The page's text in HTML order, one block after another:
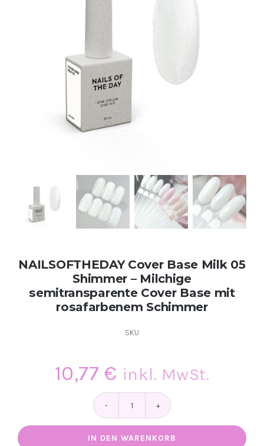
Kundenbewertungen
NAILSOFTHEDAY Cover Base Milk 05
Shimmer – Milchige
semitransparente Cover Base mit
rosafarbenem Schimmer
SKU
10,77 € inkl. MwSt.
NAILSOFTHEDAY
Cover
Milk
IN DEN WARENKORB